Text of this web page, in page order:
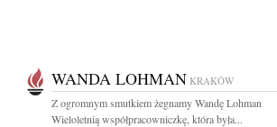
WANDA LOHMAN KRAKÓW
Z ogromnym smutkiem żegnamy Wandę Lohman
Wieloletnią współpracowniczkę, która była...